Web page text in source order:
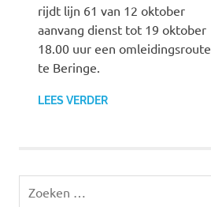
rijdt lijn 61 van 12 oktober
aanvang dienst tot 19 oktober
18.00 uur een omleidingsroute
te Beringe.
LEES VERDER